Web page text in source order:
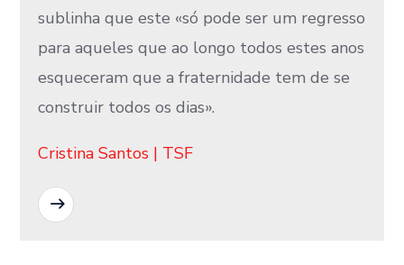
sublinha que este «só pode ser um regresso
para aqueles que ao longo todos estes anos
esqueceram que a fraternidade tem de se
construir todos os dias».
Cristina Santos | TSF